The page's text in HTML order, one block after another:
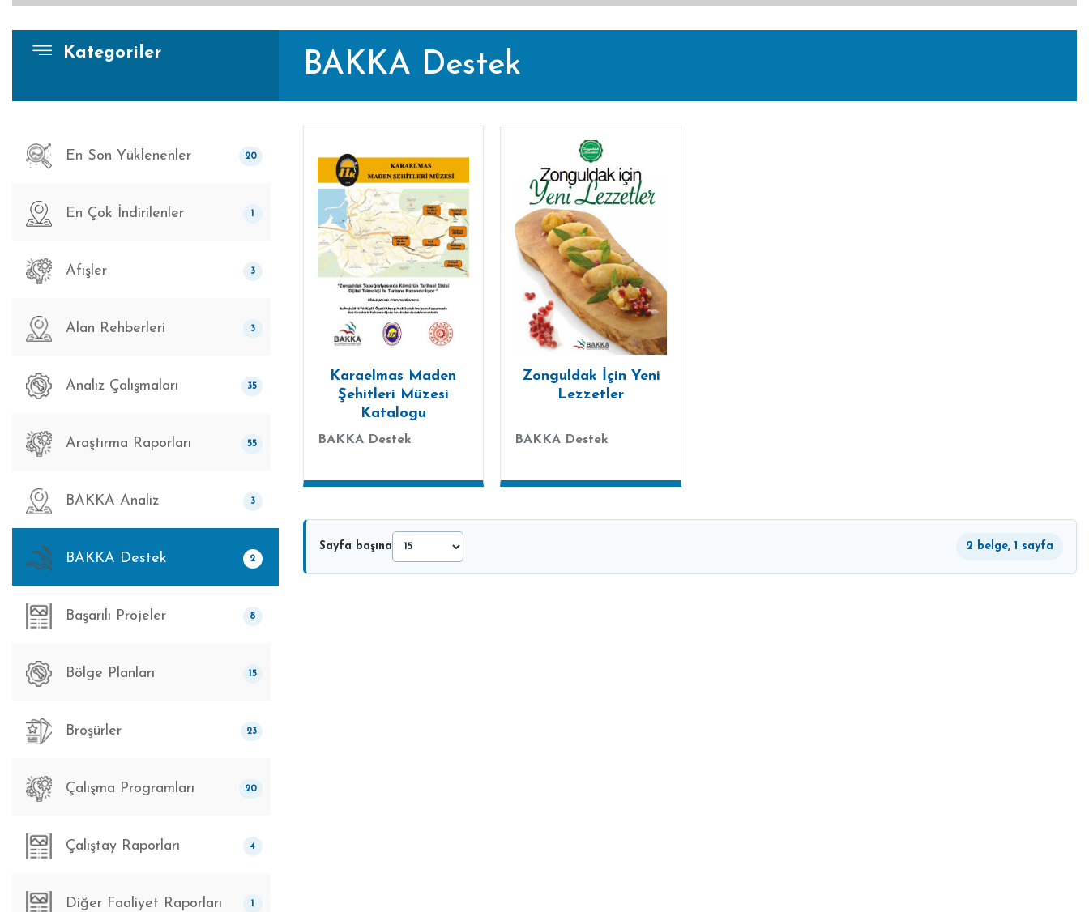
Kategoriler BAKKA Destek
En Son Yüklenenler 20
En Çok İndirilenler 1
Afişler 3
Alan Rehberleri 3
Analiz Çalışmaları 35
Araştırma Raporları 55
BAKKA Analiz 3
BAKKA Destek 2
Başarılı Projeler 8
Bölge Planları 15
Broşürler 23
Çalışma Programları 20
Çalıştay Raporları 4
Diğer Faaliyet Raporları 1
Karaelmas Maden
Şehitleri Müzesi
Katalogu
BAKKA Destek
Zonguldak İçin Yeni
Lezzetler
BAKKA Destek
Sayfa başına 2 belge, 1 sayfa